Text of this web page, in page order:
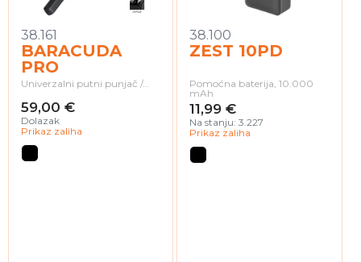
38.161
BARACUDA
PRO
Univerzalni putni punjač /…
59,00 €
Dolazak
Prikaz zaliha
38.100
ZEST 10PD
Pomoćna baterija, 10.000
mAh
11,99 €
Na stanju: 3.227
Prikaz zaliha